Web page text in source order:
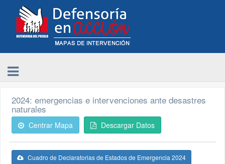
2024: emergencias e intervenciones ante desastres
naturales
Centrar Mapa Descargar Datos
Cuadro de Declaratorias de Estados de Emergencia 2024